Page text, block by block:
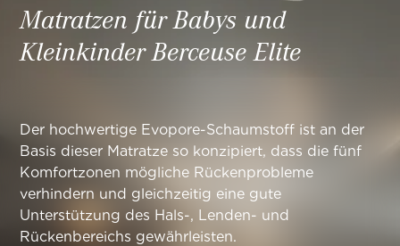
Matratzen für Babys und
Kleinkinder BerceuseElite
Der hochwertige Evopore-Schaumstoff ist an der
Basis dieser Matratze so konzipiert, dass die fünf
Komfortzonen mögliche Rückenprobleme
verhindern und gleichzeitig eine gute
Unterstützung des Hals-, Lenden- und
Rückenbereichs gewährleisten.